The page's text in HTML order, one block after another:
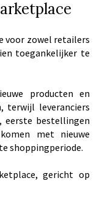
voor zowel retailers
toegankelijker te
producten en
terwijl leveranciers
eerste bestellingen
met nieuwe
shoppingperiode.
gericht op